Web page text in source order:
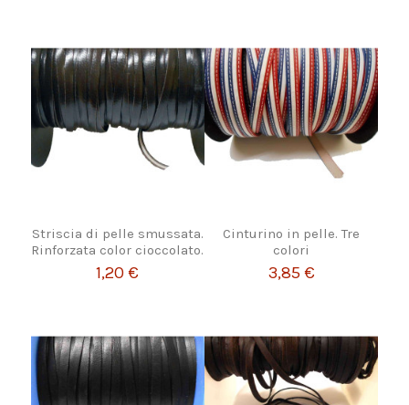
Striscia di pelle smussata.
Rinforzata color cioccolato.
1,20 €
Cinturino in pelle. Tre
colori
3,85 €